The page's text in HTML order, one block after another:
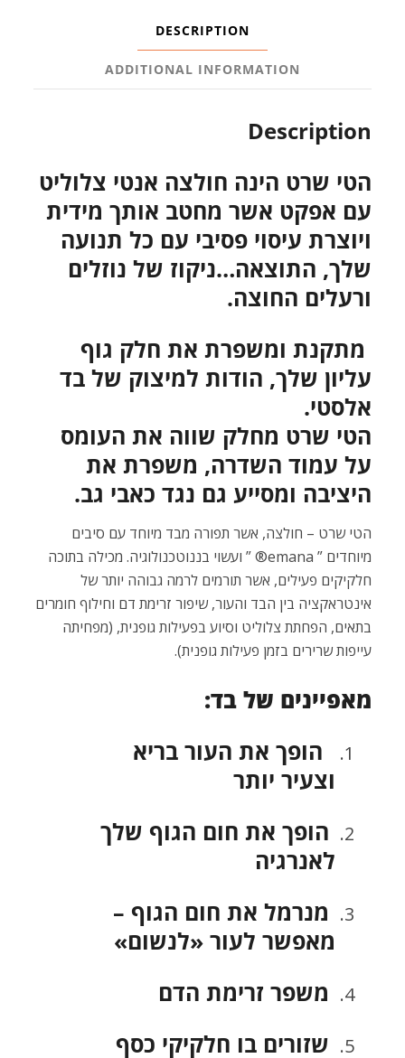
DESCRIPTION
ADDITIONAL INFORMATION
Description
הטי שרט הינה חולצה אנטי צלוליט
עם אפקט אשר מחטב אותך מידית
ויוצרת עיסוי פסיבי עם כל תנועה
שלך, התוצאה…ניקוז של נוזלים
ורעלים החוצה.
מתקנת ומשפרת את חלק גוף
עליון שלך, הודות למיצוק של בד
אלסטי.
הטי שרט מחלק שווה את העומס
על עמוד השדרה, משפרת את
היציבה ומסייע גם נגד כאבי גב.
הטי שרט – חולצה, אשר תפורה מבד מיוחד עם סיבים
מיוחדים ” emana® ” ועשוי בננוטכנולוגיה. מכילה בתוכה
חלקיקים פעילים, אשר תורמים לרמה גבוהה יותר של
אינטראקציה בין הבד והעור, שיפור זרימת דם וחילוף חומרים
בתאים, הפחתת צלוליט וסיוע בפעילות גופנית, (מפחיתה
עייפות שרירים בזמן פעילות גופנית).
מאפיינים של בד:
הופך את העור בריא
וצעיר יותר
הופך את חום הגוף שלך
לאנרגיה
מנרמל את חום הגוף –
מאפשר לעור «לנשום»
משפר זרימת הדם
שזורים בו חלקיקי כסף